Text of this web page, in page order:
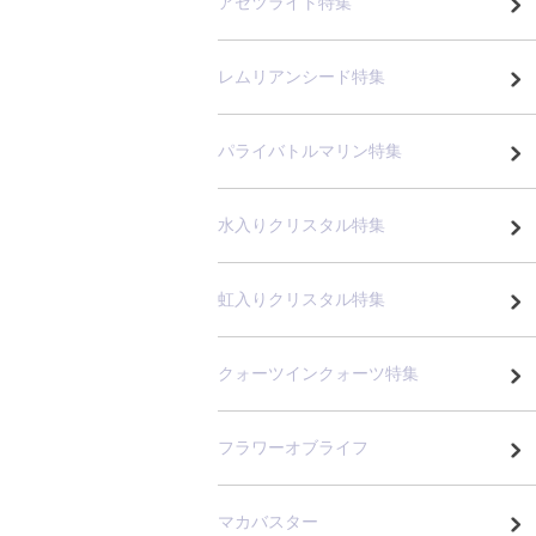
レムリアンシード特集
パライバトルマリン特集
水入りクリスタル特集
虹入りクリスタル特集
クォーツインクォーツ特集
フラワーオブライフ
マカバスター